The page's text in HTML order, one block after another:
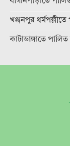
খঞ্জনপুর
কাটাডাঙ্গাতে